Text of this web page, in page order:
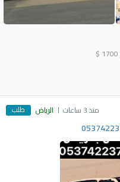
1700
$
منذ 3 ساعات الرياض طلب